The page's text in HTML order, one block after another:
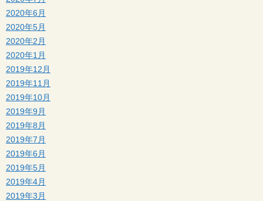
2020年6月
2020年5月
2020年2月
2020年1月
2019年12月
2019年11月
2019年10月
2019年9月
2019年8月
2019年7月
2019年6月
2019年5月
2019年4月
2019年3月